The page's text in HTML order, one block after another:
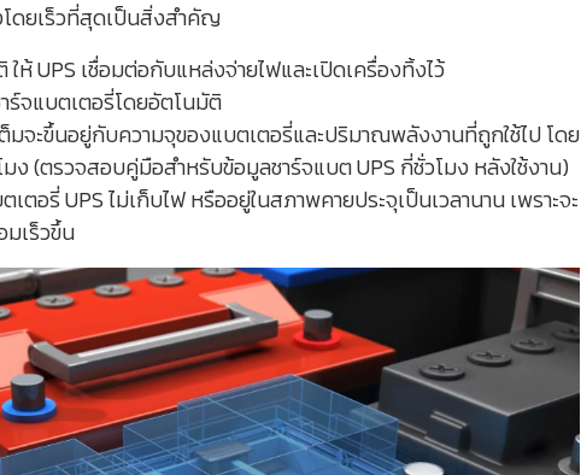
ดยเร็วที่สุดเป็นสิ่งสำคัญ
ห้ UPS เชื่อมต่อกับแหล่งจ่ายไฟและเปิดเครื่องทิ้งไว้
ร์จแบตเตอรี่โดยอัตโนมัติ
ต็มจะขึ้นอยู่กับความจุของแบตเตอรี่และปริมาณพลังงานที่ถูกใช้ไป โดย
มง (ตรวจสอบคู่มือสำหรับข้อมูลชาร์จแบต UPS กี่ชั่วโมง หลังใช้งาน)
ตอรี่ UPS ไม่เก็บไฟ หรืออยู่ในสภาพคายประจุเป็นเวลานาน เพราะจะ
มเร็วขึ้น